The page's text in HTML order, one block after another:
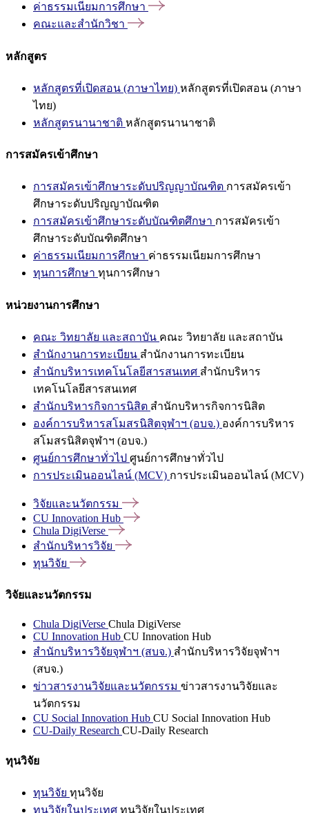
ค่าธรรมเนียมการศึกษา
คณะและสำนักวิชา
หลักสูตร
หลักสูตรที่เปิดสอน (ภาษาไทย) หลักสูตรที่เปิดสอน (ภาษา
ไทย)
หลักสูตรนานาชาติ หลักสูตรนานาชาติ
การสมัครเข้าศึกษา
การสมัครเข้าศึกษาระดับปริญญาบัณฑิต การสมัครเข้า
ศึกษาระดับปริญญาบัณฑิต
การสมัครเข้าศึกษาระดับบัณฑิตศึกษา การสมัครเข้า
ศึกษาระดับบัณฑิตศึกษา
ค่าธรรมเนียมการศึกษา ค่าธรรมเนียมการศึกษา
ทุนการศึกษา ทุนการศึกษา
หน่วยงานการศึกษา
คณะ วิทยาลัย และสถาบัน คณะ วิทยาลัย และสถาบัน
สำนักงานการทะเบียน สำนักงานการทะเบียน
สำนักบริหารเทคโนโลยีสารสนเทศ สำนักบริหาร
เทคโนโลยีสารสนเทศ
สำนักบริหารกิจการนิสิต สำนักบริหารกิจการนิสิต
องค์การบริหารสโมสรนิสิตจุฬาฯ (อบจ.) องค์การบริหาร
สโมสรนิสิตจุฬาฯ (อบจ.)
ศูนย์การศึกษาทั่วไป ศูนย์การศึกษาทั่วไป
การประเมินออนไลน์ (MCV) การประเมินออนไลน์ (MCV)
วิจัยและนวัตกรรม
CU Innovation Hub
Chula DigiVerse
สำนักบริหารวิจัย
ทุนวิจัย
วิจัยและนวัตกรรม
Chula DigiVerse Chula DigiVerse
CU Innovation Hub CU Innovation Hub
สำนักบริหารวิจัยจุฬาฯ (สบจ.) สำนักบริหารวิจัยจุฬาฯ
(สบจ.)
ข่าวสารงานวิจัยและนวัตกรรม ข่าวสารงานวิจัยและ
นวัตกรรม
CU Social Innovation Hub CU Social Innovation Hub
CU-Daily Research CU-Daily Research
ทุนวิจัย
ทุนวิจัย ทุนวิจัย
ทุนวิจัยในประเทศ ทุนวิจัยในประเทศ